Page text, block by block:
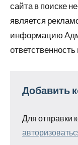
сайта в поиске
является
информацию
ответственность
Добавить
Для отправки